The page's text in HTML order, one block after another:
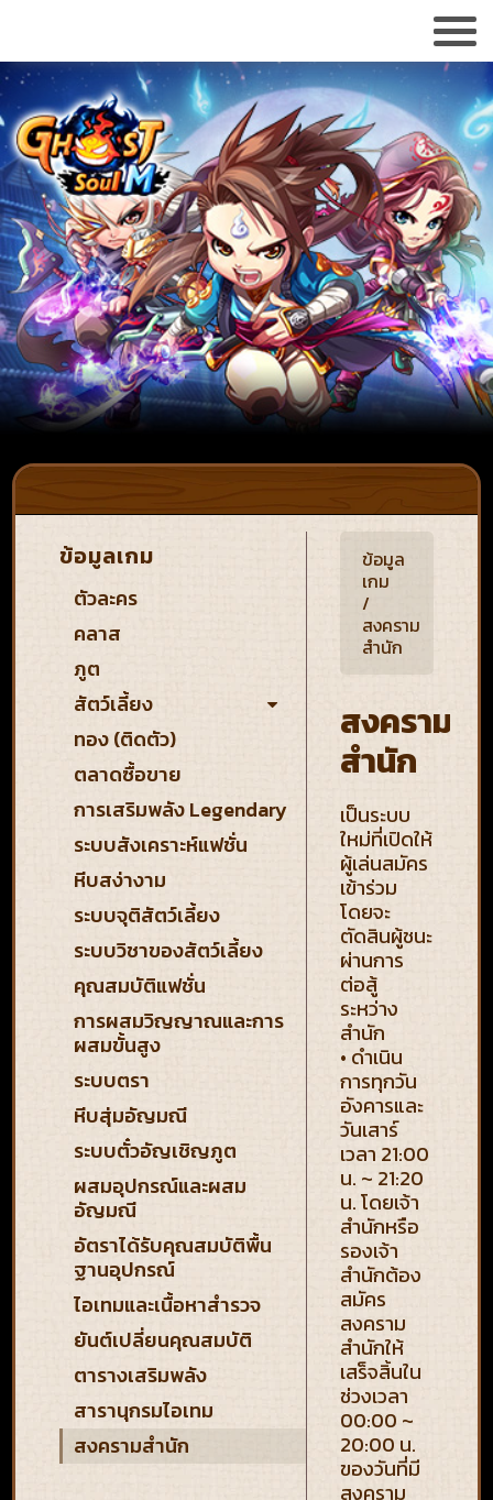
ข้อมูลเกม
ตัวละคร
คลาส
ภูต
สัตว์เลี้ยง
ทอง (ติดตัว)
ตลาดซื้อขาย
การเสริมพลัง Legendary
ระบบสังเคราะห์แฟชั่น
หีบสง่างาม
ระบบจุติสัตว์เลี้ยง
ระบบวิชาของสัตว์เลี้ยง
คุณสมบัติแฟชั่น
การผสมวิญญาณและการ
ผสมขั้นสูง
ระบบตรา
หีบสุ่มอัญมณี
ระบบตั๋วอัญเชิญภูต
ผสมอุปกรณ์และผสม
อัญมณี
อัตราได้รับคุณสมบัติพื้น
ฐานอุปกรณ์
ไอเทมและเนื้อหาสำรวจ
ยันต์เปลี่ยนคุณสมบัติ
ตารางเสริมพลัง
สารานุกรมไอเทม
สงครามสำนัก
ข้อมูล
เกม
/
สงคราม
สำนัก
สงคราม
สำนัก
เป็นระบบ
ใหม่ที่เปิดให้
ผู้เล่นสมัคร
เข้าร่วม
โดยจะ
ตัดสินผู้ชนะ
ผ่านการ
ต่อสู้
ระหว่าง
สำนัก
• ดำเนิน
การทุกวัน
อังคารและ
วันเสาร์
เวลา 21:00
น. ~ 21:20
น. โดยเจ้า
สำนักหรือ
รองเจ้า
สำนักต้อง
สมัคร
สงคราม
สำนักให้
เสร็จสิ้นใน
ช่วงเวลา
00:00 ~
20:00 น.
ของวันที่มี
สงคราม